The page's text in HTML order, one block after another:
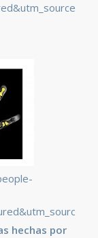
hechas por